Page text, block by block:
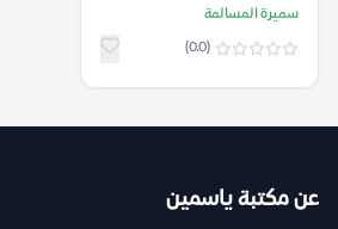
سميرة المسالمة
(0.0)
عن مكتبة ياسمين